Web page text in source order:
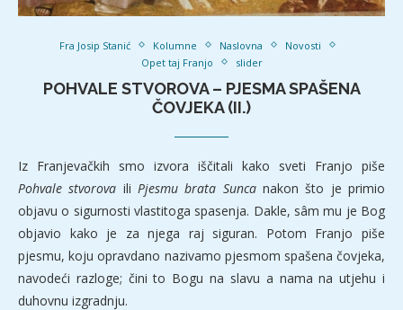
Fra Josip Stanić Kolumne Naslovna
Novosti
Opet taj Franjo
slider
POHVALE STVOROVA – PJESMA SPAŠENA
ČOVJEKA (II.)
Iz Franjevačkih smo izvora iščitali kako sveti Franjo piše
Pohvale stvorova ili Pjesmu brata Suncanakon što je primio
objavu o sigurnosti vlastitoga spasenja. Dakle, sâm mu je Bog
objavio kako je za njega raj siguran. Potom Franjo piše
pjesmu, koju opravdano nazivamo pjesmom spašena čovjeka,
navodeći razloge; čini to Bogu na slavu a nama na utjehu i
duhovnu izgradnju.